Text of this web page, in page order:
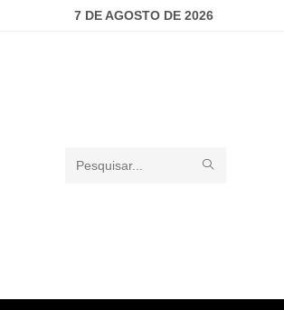
7 DE AGOSTO DE 2026
Pesquisar